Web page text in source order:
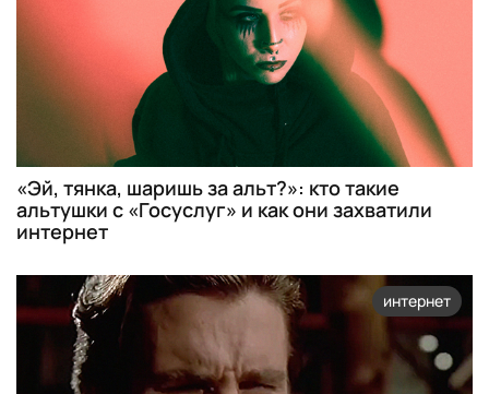
«Эй, тянка, шаришь за альт?»: кто такие
альтушки с «Госуслуг» и как они захватили
интернет
интернет